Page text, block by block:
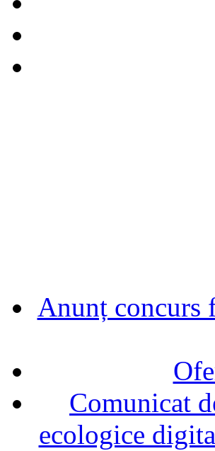
Anunț concurs
Comunicat
ecologice